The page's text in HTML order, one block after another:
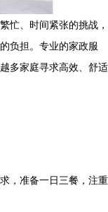
忙、时间紧张的挑战，
负担。专业的家政服
多家庭寻求高效、舒适
，准备一日三餐，注重